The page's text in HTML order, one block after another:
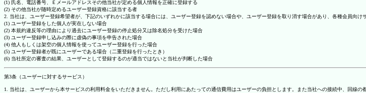
(1) 氏名、電話番号、Ｅメールアドレスその他当社が定める個人情報を正確に登録する
(2) その他当社が随時定めるユーザー登録資格に該当する者
2. 当社は、ユーザー登録希望者が、下記のいずれかに該当する場合には、ユーザー登録を認めない場合や、ユーザー登録を取り消す場合があり、各種会員向
(1) ユーザー登録をした個人が実在しない場合
(2) 本規約違反等の理由により過去にユーザー登録の停止処分又は除名処分を受けた場合
(3) ユーザー登録申し込みの際に虚偽の事項を申告された場合
(4) 他人もしくは架空の個人情報を使ってユーザー登録を行った場合
(5) ユーザー登録者が既にユーザーである場合（二重登録を行ったとき）
(6) 当社所定の審査の結果、ユーザーとして登録するのが適当ではないと当社が判断した場合
第3条（ユーザーに対するサービス）
1. 当社は、ユーザーから本サービスの利用料金をいただきません。ただし利用にあたっての通信費用はユーザーの負担とします。また当社への接続中、回線の